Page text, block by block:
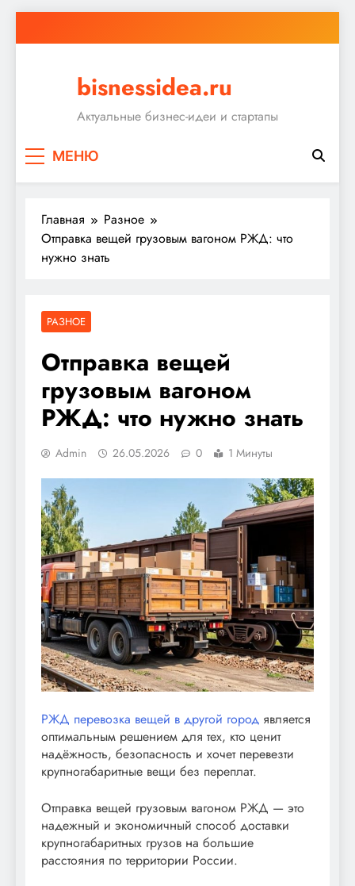
к
bisnessidea.ru
Актуальные бизнес-идеи и стартапы
МЕНЮ
Главная
Разное
Отправка вещей грузовым вагоном РЖД: что
нужно знать
РАЗНОЕ
Отправка вещей
грузовым вагоном
РЖД: что нужно знать
Admin 26.05.2026 0 1 Минуты
РЖД перевозка вещей в другой город является
оптимальным решением для тех, кто ценит
надёжность, безопасность и хочет перевезти
крупногабаритные вещи без переплат.
Отправка вещей грузовым вагоном РЖД — это
надежный и экономичный способ доставки
крупногабаритных грузов на большие
расстояния по территории России.